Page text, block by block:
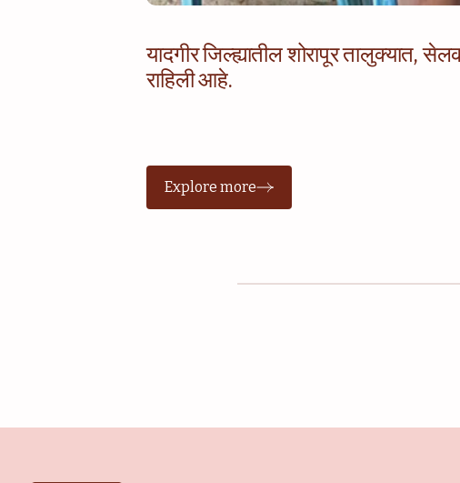
यादगीर जिल्ह्यातील शोरापूर तालुक्यात,
राहिली आहे.
Explore more